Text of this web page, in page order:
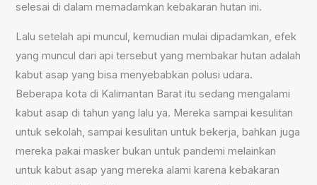
selesai di dalam memadamkan kebakaran hutan ini.
Lalu setelah api muncul, kemudian mulai dipadamkan, efek
yang muncul dari api tersebut yang membakar hutan adalah
kabut asap yang bisa menyebabkan polusi udara.
Beberapa kota di Kalimantan Barat itu sedang mengalami
kabut asap di tahun yang lalu ya. Mereka sampai kesulitan
untuk sekolah, sampai kesulitan untuk bekerja, bahkan juga
mereka pakai masker bukan untuk pandemi melainkan
untuk kabut asap yang mereka alami karena kebakaran